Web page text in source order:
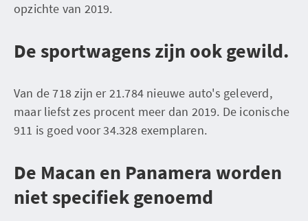
opzichte van 2019.
De sportwagens zijn ook gewild.
Van de 718 zijn er 21.784 nieuwe auto's geleverd,
maar liefst zes procent meer dan 2019. De iconische
911 is goed voor 34.328 exemplaren.
De Macan en Panamera worden
niet specifiek genoemd